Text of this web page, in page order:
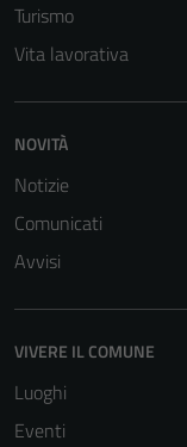
Turismo
Vita lavorativa
NOVITÀ
Notizie
Comunicati
Avvisi
VIVERE IL COMUNE
Luoghi
Eventi